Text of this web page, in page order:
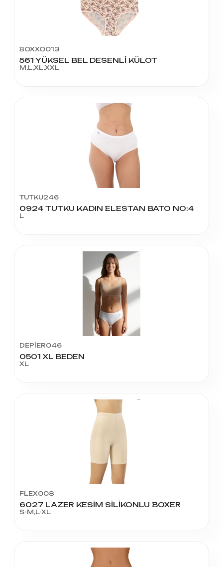
BOXXO013
561 YÜKSEL BEL DESENLİ KÜLOT
M,L,XL,XXL
TUTKU246
0924 TUTKU KADIN ELESTAN BATO NO:4
L
DEPİER046
0501 XL BEDEN
XL
FLEX008
6027 LAZER KESİM SİLİKONLU BOXER
S-M,L-XL